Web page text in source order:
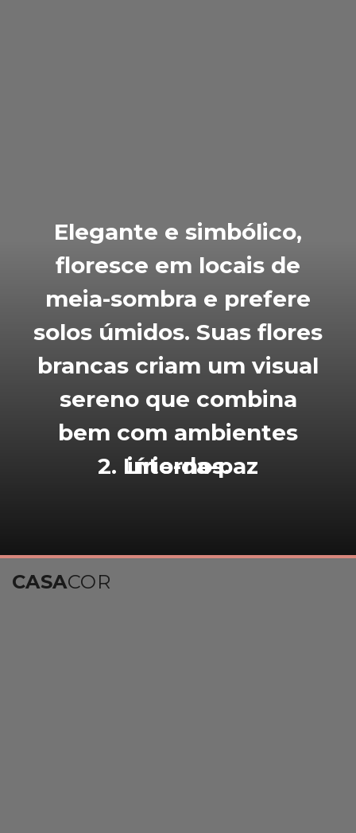
Elegante e simbólico,
floresce em locais de
meia-sombra e prefere
solos úmidos. Suas flores
brancas criam um visual
sereno que combina
bem com ambientes
internos.
2. Lírio-da-paz
CASACOR